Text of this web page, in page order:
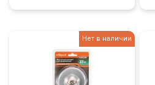
Нет в наличии